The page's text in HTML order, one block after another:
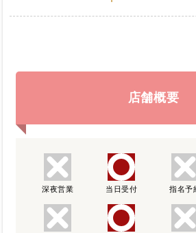
店舗概要
深夜営業 当日受付 指名予